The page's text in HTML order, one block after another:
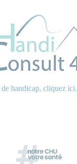
handicap, cliquez ici.